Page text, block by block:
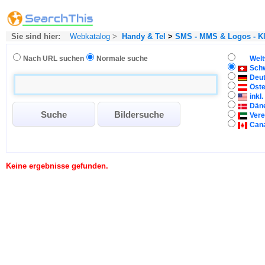
Sie sind hier: Webkatalog > Handy & Tel > SMS - MMS & Logos -
Nach URL suchen Normale suche
inkl.
Keine ergebnisse gefunden.